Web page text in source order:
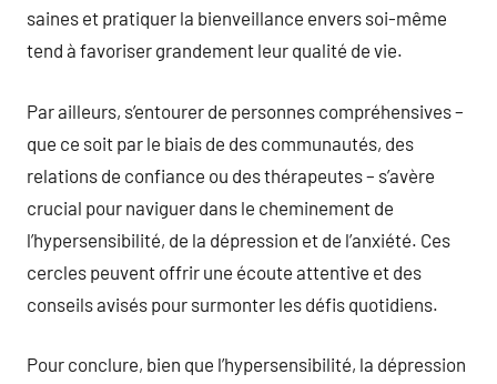
saines et pratiquer la bienveillance envers soi-même
tend à favoriser grandement leur qualité de vie.
Par ailleurs, s’entourer de personnes compréhensives –
que ce soit par le biais de des communautés, des
relations de confiance ou des thérapeutes – s’avère
crucial pour naviguer dans le cheminement de
l’hypersensibilité, de la dépression et de l’anxiété. Ces
cercles peuvent offrir une écoute attentive et des
conseils avisés pour surmonter les défis quotidiens.
Pour conclure, bien que l’hypersensibilité, la dépression